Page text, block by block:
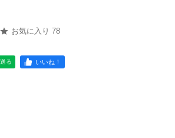
お気に入り 78
る いいね！